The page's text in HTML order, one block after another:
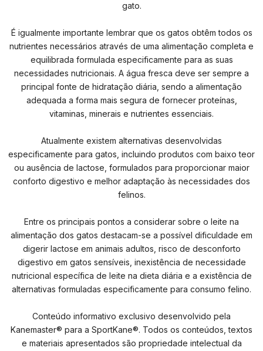
gato.
É igualmente importante lembrar que os gatos obtêm todos os
nutrientes necessários através de uma alimentação completa e
equilibrada formulada especificamente para as suas
necessidades nutricionais. A água fresca deve ser sempre a
principal fonte de hidratação diária, sendo a alimentação
adequada a forma mais segura de fornecer proteínas,
vitaminas, minerais e nutrientes essenciais.
Atualmente existem alternativas desenvolvidas
especificamente para gatos, incluindo produtos com baixo teor
ou ausência de lactose, formulados para proporcionar maior
conforto digestivo e melhor adaptação às necessidades dos
felinos.
Entre os principais pontos a considerar sobre o leite na
alimentação dos gatos destacam-se a possível dificuldade em
digerir lactose em animais adultos, risco de desconforto
digestivo em gatos sensíveis, inexistência de necessidade
nutricional específica de leite na dieta diária e a existência de
alternativas formuladas especificamente para consumo felino.
Conteúdo informativo exclusivo desenvolvido pela
Kanemaster® para a SportKane®. Todos os conteúdos, textos
e materiais apresentados são propriedade intelectual da